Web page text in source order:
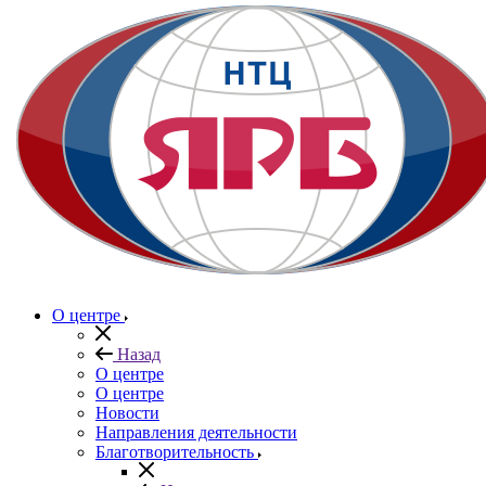
О центре
Назад
О центре
О центре
Новости
Направления деятельности
Благотворительность